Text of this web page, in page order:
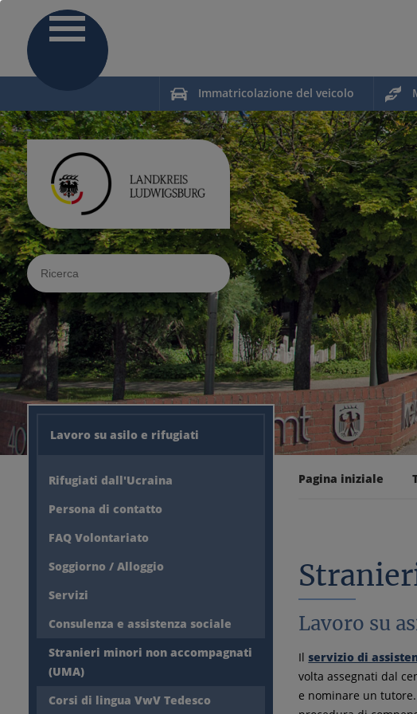
Immatricolazione del veicolo
Sucheingabe
Lavoro su asilo e rifugiati
Rifugiati dall'Ucraina
Persona di contatto
FAQ Volontariato
Soggiorno / Alloggio
Servizi
Consulenza e assistenza sociale
Stranieri minori non accompagnati
(UMA)
Corsi di lingua VwV Tedesco
Pagina iniziale
Lavoro su
Il servizio di
volta assegnati dal
e nominare un